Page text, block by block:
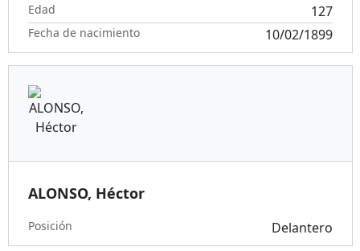
Edad 127
Fecha de nacimiento 10/02/1899
ALONSO, Héctor
Posición Delantero